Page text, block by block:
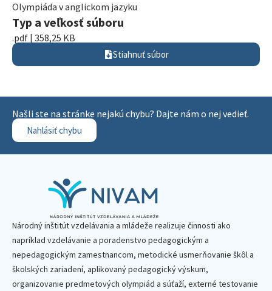
Olympiáda v anglickom jazyku
Typ a veľkosť súboru
.pdf | 358,25 KB
Stiahnuť súbor
Našli ste na stránke nejakú chybu? Dajte nám o nej vedieť.
Nahlásiť chybu
Národný inštitút vzdelávania a mládeže realizuje činnosti ako
napríklad vzdelávanie a poradenstvo pedagogickým a
nepedagogickým zamestnancom, metodické usmerňovanie škôl a
školských zariadení, aplikovaný pedagogický výskum,
organizovanie predmetových olympiád a súťaží, externé testovanie